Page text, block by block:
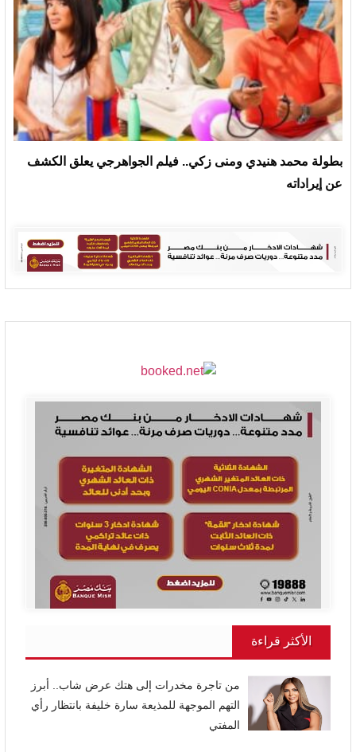
بطولة محمد هنيدي ومنى زكي.. فيلم الجواهرجي يعلق الكشف
عن إيراداته
الأكثر قراءة
من تاجرة مخدرات إلى هتك عرض شاب.. أبرز
التهم الموجهة للمذيعة سارة خليفة بانتظار رأي
المفتي